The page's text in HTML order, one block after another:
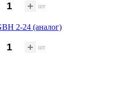
шт
2-24 (аналог)
шт